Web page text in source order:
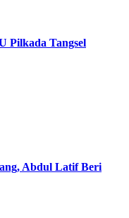
Pilkada Tangsel
Abdul Latif Beri